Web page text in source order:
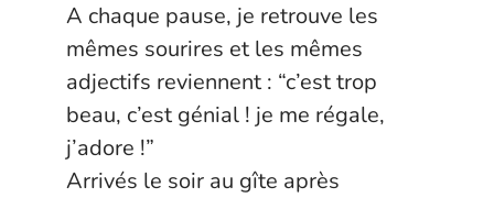
A chaque pause, je retrouve les
mêmes sourires et les mêmes
adjectifs reviennent : “c’est trop
beau, c’est génial ! je me régale,
j’adore !”
Arrivés le soir au gîte après